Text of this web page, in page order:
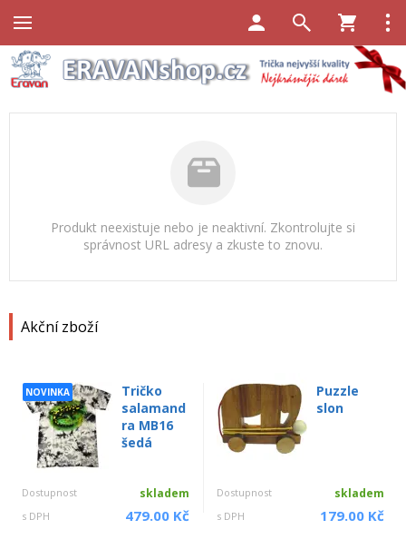
Akční zboží
NOVINKA
Tričko
salamand
ra MB16
šedá
Dostupnost skladem
s DPH 479.00 Kč
Puzzle
slon
Dostupnost skladem
s DPH 179.00 Kč
Produkt neexistuje nebo je neaktivní. Zkontrolujte si
správnost URL adresy a zkuste to znovu.